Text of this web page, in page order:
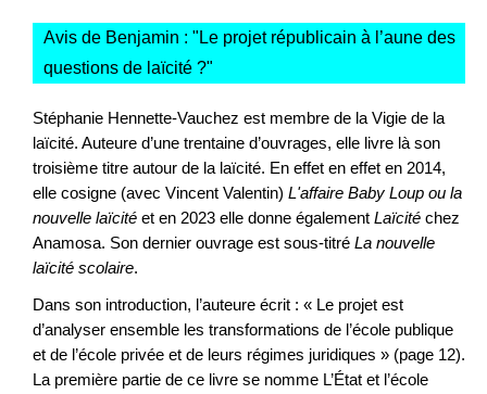
Avis de Benjamin : " Le projet républicain à l’aune des
questions de laïcité ?"
Stéphanie Hennette-Vauchez est membre de la Vigie de la
laïcité. Auteure d’une trentaine d’ouvrages, elle livre là son
troisième titre autour de la laïcité. En effet en effet en 2014,
elle cosigne (avec Vincent Valentin) L'affaire Baby Loup ou la
nouvelle laïcité et en 2023 elle donne également Laïcité chez
Anamosa. Son dernier ouvrage est sous-titré La nouvelle
laïcité scolaire.
Dans son introduction, l’auteure écrit : « Le projet est
d’analyser ensemble les transformations de l’école publique
et de l’école privée et de leurs régimes juridiques » (page 12).
La première partie de ce livre se nomme L’État et l’école